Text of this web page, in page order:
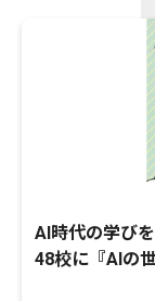
AI時代の学び
48校に『AIの